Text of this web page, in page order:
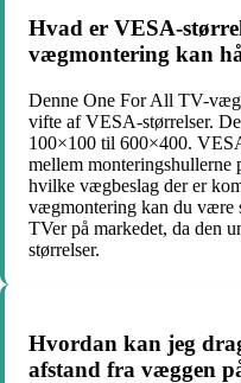
Hvad er VESA-
vægmontering kan
Denne One For All TV-
vifte af VESA-størrelser.
100×100 til 600×400.
mellem monteringshullerne
hvilke vægbeslag der er
vægmontering kan du være
TVer på markedet, da den
størrelser.
Hvordan kan jeg
afstand fra væggen